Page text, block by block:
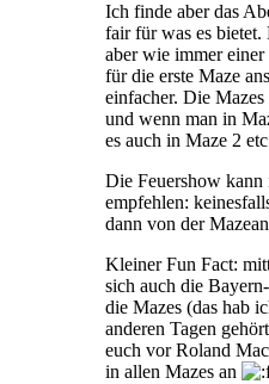
Ich finde aber das
fair für was es
aber wie immer einer
für die erste Maze
einfacher. Die
und wenn man in
es auch in Maze 2
Die Feuershow kann
empfehlen:
dann von der
Kleiner Fun Fact:
sich auch die
die Mazes (das hab
anderen Tagen
euch vor Roland
in allen Mazes an